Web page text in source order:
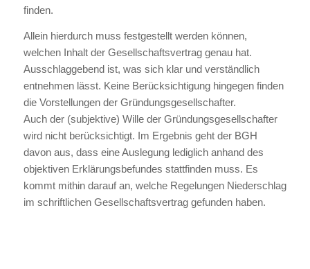
finden.
Allein hierdurch muss festgestellt werden können,
welchen Inhalt der Gesellschaftsvertrag genau hat.
Ausschlaggebend ist, was sich klar und verständlich
entnehmen lässt. Keine Berücksichtigung hingegen finden
die Vorstellungen der Gründungsgesellschafter.
Auch der (subjektive) Wille der Gründungsgesellschafter
wird nicht berücksichtigt. Im Ergebnis geht der BGH
davon aus, dass eine Auslegung lediglich anhand des
objektiven Erklärungsbefundes stattfinden muss. Es
kommt mithin darauf an, welche Regelungen Niederschlag
im schriftlichen Gesellschaftsvertrag gefunden haben.